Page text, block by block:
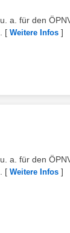
a. für den
[ Weitere Infos ]
a. für den
[ Weitere Infos ]